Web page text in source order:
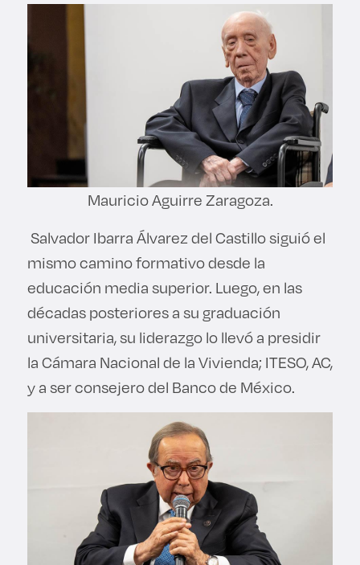
Mauricio Aguirre Zaragoza.
Salvador Ibarra Álvarez del Castillo siguió el
mismo camino formativo desde la
educación media superior. Luego, en las
décadas posteriores a su graduación
universitaria, su liderazgo lo llevó a presidir
la Cámara Nacional de la Vivienda; ITESO, AC,
y a ser consejero del Banco de México.